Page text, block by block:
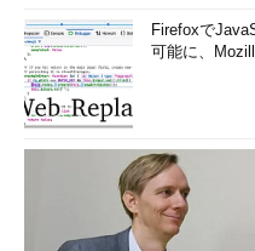
Firefoxで
可能に、